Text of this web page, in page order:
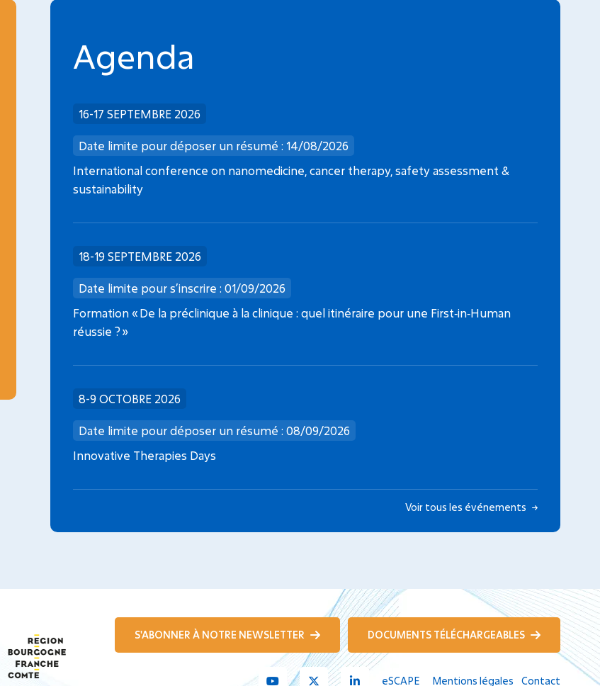
Date limite dépôt dossier : 08/09/2026
Médicaments de thérapie innovante en
Date limite dépôt dossier : 09/09/2026
Projets Fondation ARC 2026
Agenda
16-17 SEPTEMBRE 2026
Date limite pour déposer un résumé : 14/08/2026
International conference on nanomedicine, cancer therapy, safety assessment &
sustainability
18-19 SEPTEMBRE 2026
Date limite pour s’inscrire : 01/09/2026
Formation « De la préclinique à la clinique : quel itinéraire pour une First‑in‑Human
réussie ? »
8-9 OCTOBRE 2026
Date limite pour déposer un résumé : 08/09/2026
Innovative Therapies Days
Voir tous les événements
S'ABONNER À NOTRE NEWSLETTER DOCUMENTS TÉLÉCHARGEABLES
Youtube Linkedin
eSCAPE Mentions légales Contact